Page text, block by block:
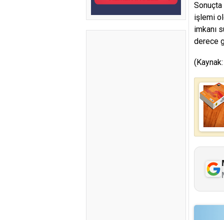
işlemi
imkanı
derece